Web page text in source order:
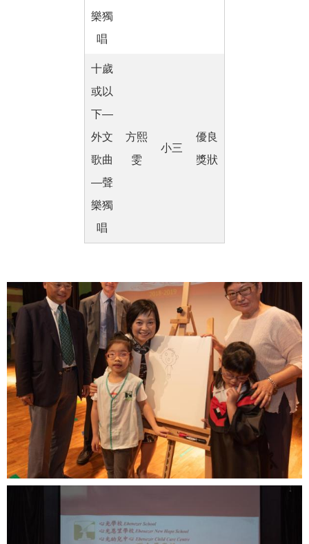
樂獨
唱
十歲
或以
下―
外文
歌曲
―聲
樂獨
唱
方熙
雯
小三
優良
獎狀